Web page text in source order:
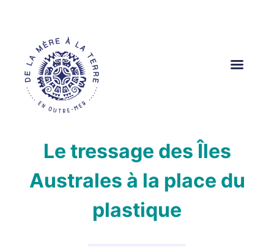
Le tressage des Îles
Australes à la place du
plastique